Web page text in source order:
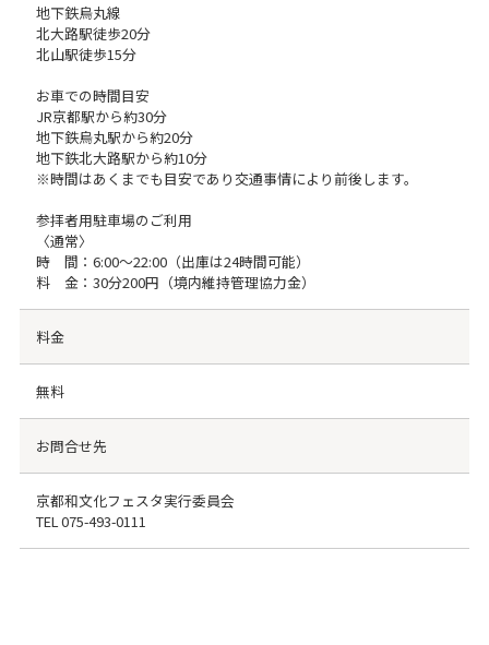
地下鉄烏丸線
北大路駅徒歩20分
北山駅徒歩15分
お車での時間目安
JR京都駅から約30分
地下鉄烏丸駅から約20分
地下鉄北大路駅から約10分
※時間はあくまでも目安であり交通事情により前後します。
参拝者用駐車場のご利用
〈通常〉
時 間：6:00〜22:00（出庫は24時間可能）
料 金：30分200円（境内維持管理協力金）
料金
無料
お問合せ先
京都和文化フェスタ実行委員会
TEL075-493-0111